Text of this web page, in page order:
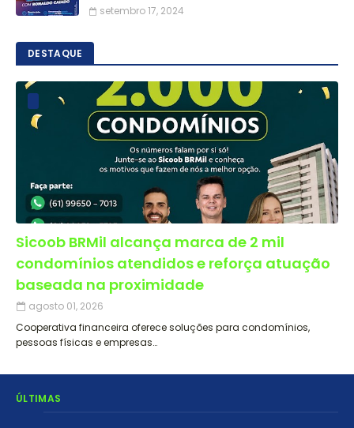
setembro 17, 2024
DESTAQUE
Sicoob BRMil alcança marca de 2 mil
condomínios atendidos e reforça atuação
baseada na proximidade
agosto 01, 2026
Cooperativa financeira oferece soluções para condomínios,
pessoas físicas e empresas…
ÚLTIMAS